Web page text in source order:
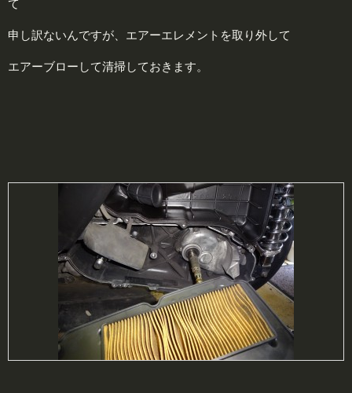
て
申し訳ないんですが、エアーエレメントを取り外して
エアーブローして清掃しておきます。